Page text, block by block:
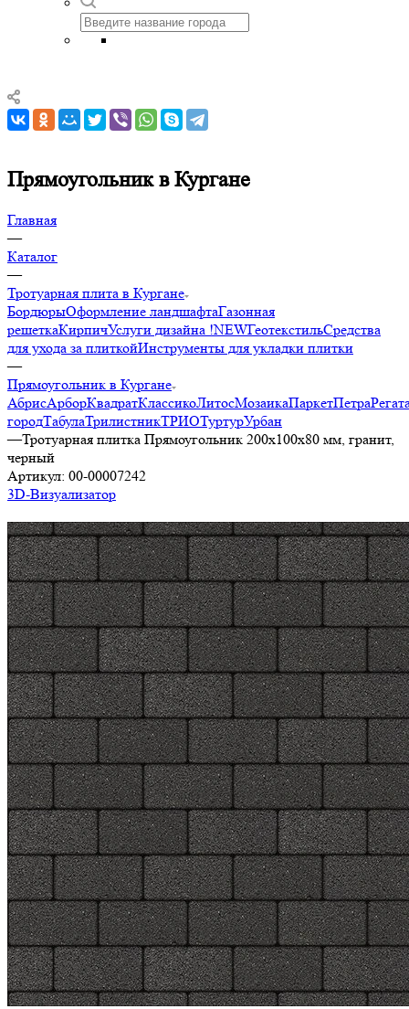
Прямоугольник в Кургане
Главная
—
Каталог
—
Тротуарная плита в Кургане
БордюрыОформление ландшафтаГазонная
решеткаКирпичУслуги дизайна !NEWГеотекстильСредства
для ухода за плиткойИнструменты для укладки плитки
—
Прямоугольник в Кургане
АбрисАрборКвадратКлассикоЛитосМозаикаПаркетПетра
городТабулаТрилистникТРИОТуртурУрбан
—Тротуарная плитка Прямоугольник 200х100х80 мм, гранит,
черный
Артикул: 00-00007242
3D-Визуализатор